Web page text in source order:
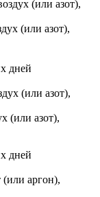
(или азот),
дней
(или азот),
дней